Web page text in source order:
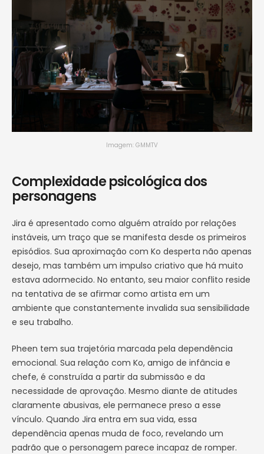
Imagem: GMMTV
Complexidade psicológica dos
personagens
Jira é apresentado como alguém atraído por relações
instáveis, um traço que se manifesta desde os primeiros
episódios. Sua aproximação com Ko desperta não apenas
desejo, mas também um impulso criativo que há muito
estava adormecido. No entanto, seu maior conflito reside
na tentativa de se afirmar como artista em um
ambiente que constantemente invalida sua sensibilidade
e seu trabalho.
Pheen tem sua trajetória marcada pela dependência
emocional. Sua relação com Ko, amigo de infância e
chefe, é construída a partir da submissão e da
necessidade de aprovação. Mesmo diante de atitudes
claramente abusivas, ele permanece preso a esse
vínculo. Quando Jira entra em sua vida, essa
dependência apenas muda de foco, revelando um
padrão que o personagem parece incapaz de romper.